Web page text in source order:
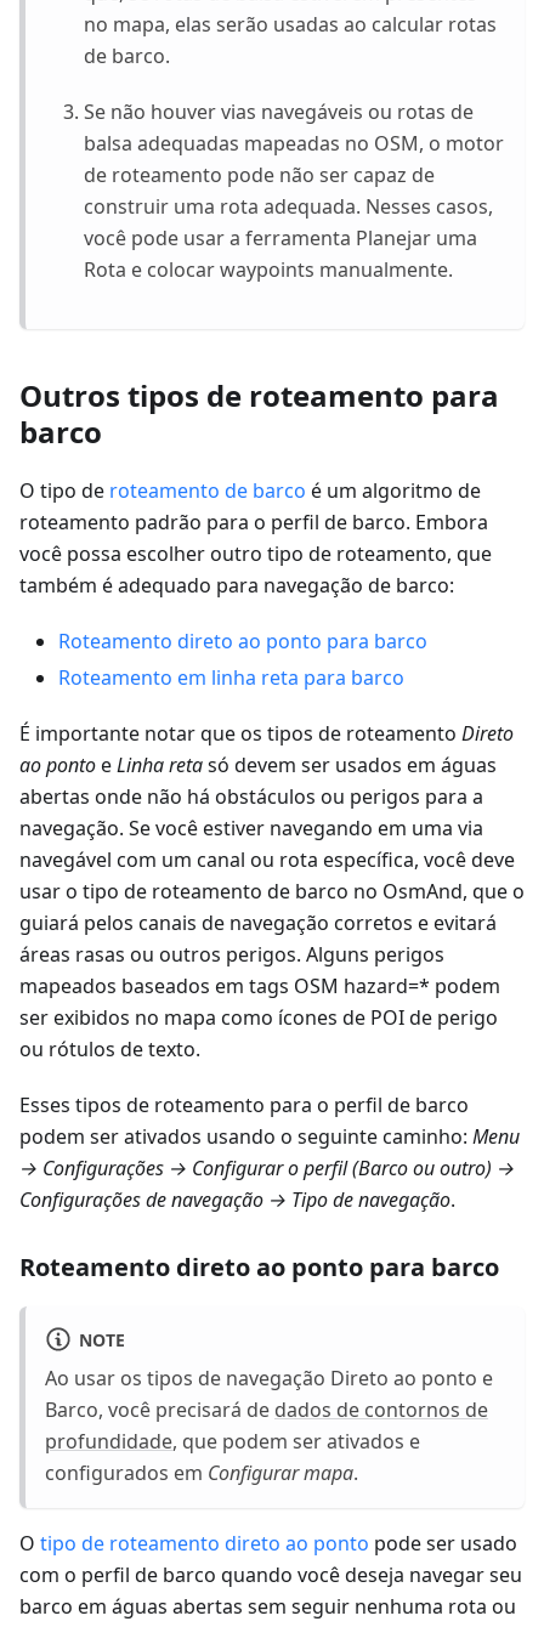
no mapa, elas serão usadas ao calcular rotas
de barco.
Se não houver vias navegáveis ou rotas de
balsa adequadas mapeadas no OSM, o motor
de roteamento pode não ser capaz de
construir uma rota adequada. Nesses casos,
você pode usar a ferramenta Planejar uma
Rota e colocar waypoints manualmente.
Outros tipos de roteamento para
barco
O tipo de roteamento de barco é um algoritmo de
roteamento padrão para o perfil de barco. Embora
você possa escolher outro tipo de roteamento, que
também é adequado para navegação de barco:
Roteamento direto ao ponto para barco
Roteamento em linha reta para barco
É importante notar que os tipos de roteamento Direto
ao pontoeLinha retasó devem ser usados em águas
abertas onde não há obstáculos ou perigos para a
navegação. Se você estiver navegando em uma via
navegável com um canal ou rota específica, você deve
usar o tipo de roteamento de barco no OsmAnd, que o
guiará pelos canais de navegação corretos e evitará
áreas rasas ou outros perigos. Alguns perigos
mapeados baseados em tags OSM hazard=* podem
ser exibidos no mapa como ícones de POI de perigo
ou rótulos de texto.
Esses tipos de roteamento para o perfil de barco
podem ser ativados usando o seguinte caminho: Menu
→ Configurações → Configurar o perfil(Barcoou outro) →
Configurações de navegação → Tipo de navegação.
Roteamento direto ao ponto para barco
NOTE
Ao usar os tipos de navegação Direto ao ponto e
Barco, você precisará de dados de contornos de
profundidade, que podem ser ativados e
configurados em Configurar mapa.
O tipo de roteamento direto ao ponto pode ser usado
com o perfil de barco quando você deseja navegar seu
barco em águas abertas sem seguir nenhuma rota ou